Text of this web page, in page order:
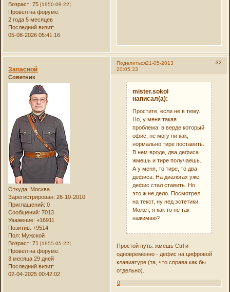
Возраст: 75[1950-09-22]
Провел на форуме:
2 года 5 месяцев
Последний визит:
05-08-2026 05:41:16
Поделиться 32
21-05-2013
20:05:33
Запасной
Советник
Откуда: Москва
Зарегистрирован: 26-10-2010
Приглашений: 0
Сообщений: 7013
Уважение: +16911
Позитив: +9514
Пол: Мужской
Возраст: 71[1955-05-22]
Провел на форуме:
3 месяца 29 дней
Последний визит:
02-04-2025 00:42:02
mister.sokol
написал(а):
Простите, если не в тему.
Но, у меня такая
проблема: в верде который
офис, не могу ни как,
нормально тире поставить.
В нем вроде, два дефиса
жмешь и тире получаешь.
А у меня, то тире, то два
дефиса. На диалогах уже
дефис стал ставить. Но
это ж не дело. Посмотрел
на текст, ну нед эстетики.
Может, я как то не так
нажимаю?
Простой путь: жмешь Ctrl и
одновременно - дефис на цифровой
клавиатуре (та, что справа как бы
отдельно).
0